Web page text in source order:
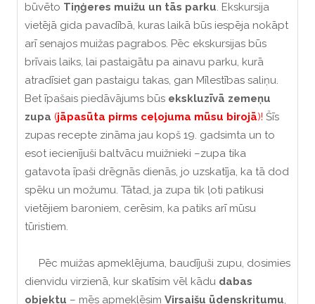
būvēto Tiņģeres muižu un tās parku. Ekskursija
vietējā gida pavadībā, kuras laikā būs iespēja nokāpt
arī senajos muižas pagrabos. Pēc ekskursijas būs
brīvais laiks, lai pastaigātu pa ainavu parku, kurā
atradīsiet gan pastaigu takas, gan Mīlestības saliņu.
Bet īpašais piedāvājums būs ekskluzīvā zemeņu
zupa (jāpasūta pirms ceļojuma mūsu birojā)! Šīs
zupas recepte zināma jau kopš 19. gadsimta un to
esot iecienījuši baltvācu muižnieki –zupa tika
gatavota īpaši drēgnās dienās, jo uzskatīja, ka tā dod
spēku un možumu. Tātad, ja zupa tik ļoti patikusi
vietējiem baroniem, cerēsim, ka patiks arī mūsu
tūristiem.
Pēc muižas apmeklējuma, baudījuši zupu, dosimies
dienvidu virzienā, kur skatīsim vēl kādu dabas
objektu – mēs apmeklēsim Virsaišu ūdenskritumu,